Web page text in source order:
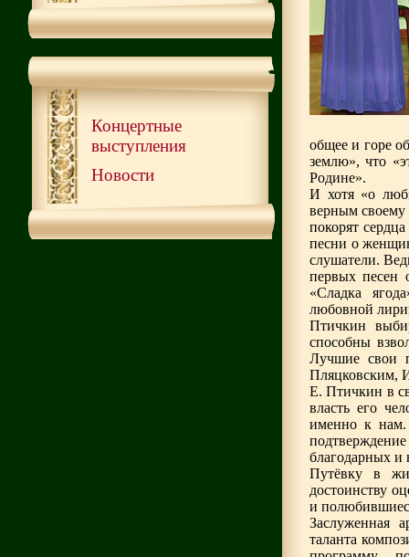
Концертные
выступления
Новости
общее и горе
землю», что
Родине».
И хотя «о
верным своему
покорят
песни о
слушатели.
первых песен
«Сладка
любовной
Птичкин
способны
Лучшие свои
Пляцковским,
Е. Птичкин в
власть его
именно к нам.
благодарных и
Путёвку в
достоинству
и
Заслуженная
таланта